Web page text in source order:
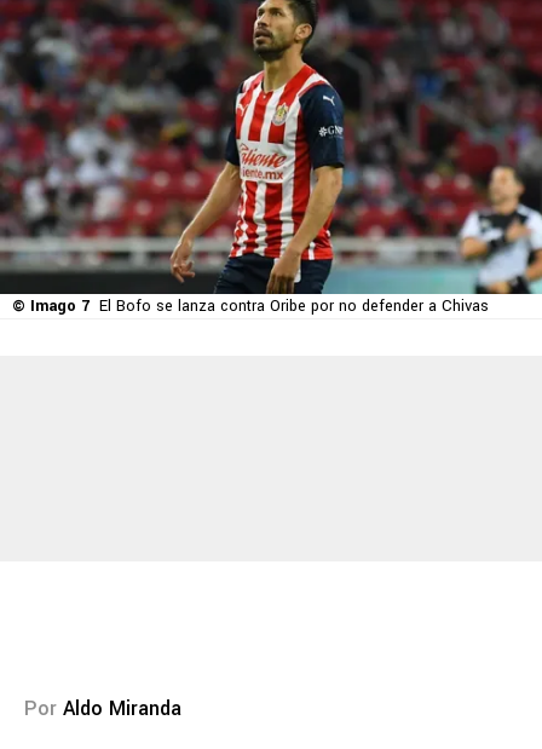
© Imago 7 El Bofo se lanza contra Oribe por no defender a Chivas
Por Aldo Miranda